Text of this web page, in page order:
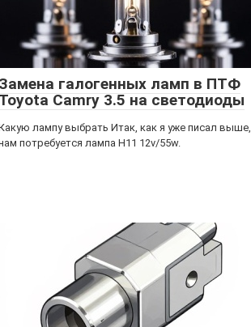
Замена галогенных ламп в ПТФ
Camry 3.5 на светодиоды
лампу выбрать Итак, как я уже писал выше,
потребуется лампа H11 12v/55w.